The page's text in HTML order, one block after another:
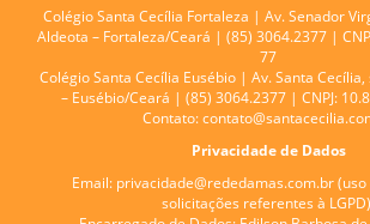
Colégio Santa Cecília Fortaleza | Av. Senador
Aldeota – Fortaleza/Ceará | (85) 3064.2377 |
77
Colégio Santa Cecília Eusébio | Av. Santa
– Eusébio/Ceará | (85) 3064.2377 | CNPJ:
Contato:
Privacidade de Dados
Email: privacidade@rededamas.com.br(uso
solicitações referentes à